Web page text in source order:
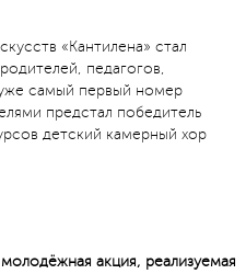
«Кантилена» стал
педагогов,
самый первый номер
предстал победитель
детский камерный хор
акция, реализуемая